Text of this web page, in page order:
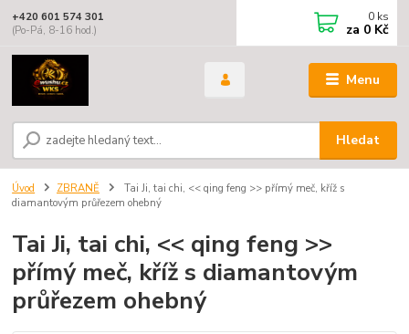
Menu
Hledat
+420 601 574 301
(Po-Pá, 8-16 hod.)
0 ks
za 0 Kč
Úvod ZBRANĚ
Tai Ji, tai chi, << qing feng >> přímý meč, kříž s
diamantovým průřezem ohebný
Tai Ji, tai chi, << qing feng >>
přímý meč, kříž s diamantovým
průřezem ohebný